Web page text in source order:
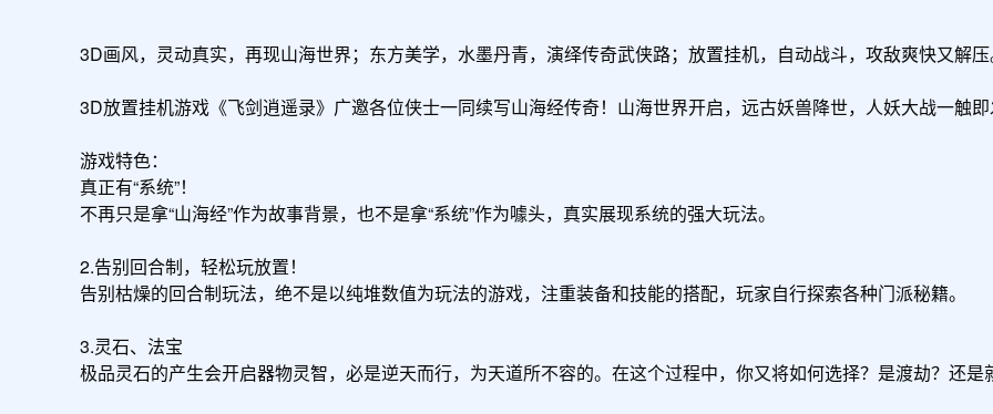
3D画风，灵动真实，再现山海世界；东方美学，水墨丹青，演绎传奇武侠路；放置挂机，自动战斗，攻敌爽快又解
3D放置挂机游戏《飞剑逍遥录》广邀各位侠士一同续写山海经传奇！山海世界开启，远古妖兽降世，人妖大战一触
游戏特色：
真正有“系统”！
不再只是拿“山海经”作为故事背景，也不是拿“系统”作为噱头，真实展现系统的强大玩法。
2.告别回合制，轻松玩放置！
告别枯燥的回合制玩法，绝不是以纯堆数值为玩法的游戏，注重装备和技能的搭配，玩家自行探索各种门派秘籍。
3.灵石、法宝
极品灵石的产生会开启器物灵智，必是逆天而行，为天道所不容的。在这个过程中，你又将如何选择？是渡劫？还是